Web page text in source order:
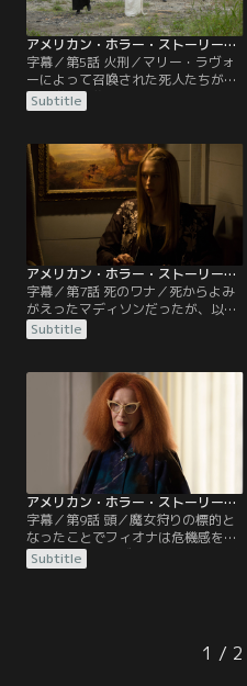
アメリカン・ホラー・ストーリー：魔女団 第05話／字幕
字幕／第5話 火刑／マリー・ラヴォ
ーによって召喚された死人たちが魔
女の学校を襲う。その中にはラロー
リーの娘たちもいた。数々の不可解
バーが調査にやってくる。
Subtitle
アメリカン・ホラー・ストーリー：魔女団 第07話／字幕
字幕／第7話 死のワナ／死からよみ
がえったマディソンだったが、以前
とは違う自分に戸惑いを隠せない。
同じように生き返ったカイルも苦し
と仲良くなる。
Subtitle
アメリカン・ホラー・ストーリー：魔女団 第09話／字幕
字幕／第9話 頭／魔女狩りの標的と
なったことでフィオナは危機感を持
ち、マリー・ラヴォーと同盟を結ぼ
うとする。マートルは目を失ったコ
Subtitle
1